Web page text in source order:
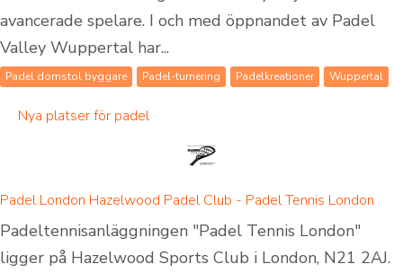
avancerade spelare. I och med öppnandet av Padel
Valley Wuppertal har...
Padel domstol byggare Padel-turnering Padelkreationer Wuppertal
Nya platser för padel
Padel London Hazelwood Padel Club - Padel Tennis London
Padeltennisanläggningen "Padel Tennis London"
ligger på Hazelwood Sports Club i London, N21 2AJ.